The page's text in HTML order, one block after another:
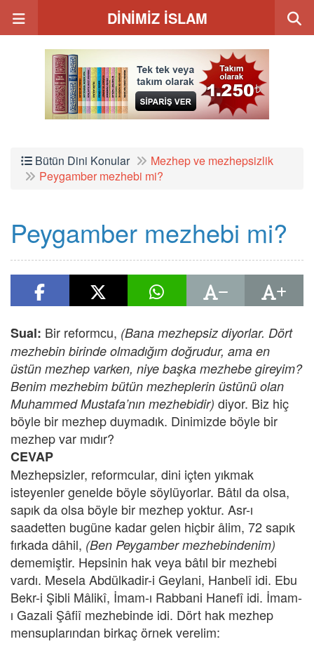
DİNİMİZ İSLAM
Bütün Dini Konular
Mezhep ve mezhepsizlik
Peygamber mezhebi mi?
Peygamber mezhebi mi?
Sual: Bir reformcu, (Bana mezhepsiz diyorlar. Dört
mezhebin birinde olmadığım doğrudur, ama en
üstün mezhep varken, niye başka mezhebe gireyim?
Benim mezhebim bütün mezheplerin üstünü olan
Muhammed Mustafa’nın mezhebidir) diyor. Biz hiç
böyle bir mezhep duymadık. Dinimizde böyle bir
mezhep var mıdır?
CEVAP
Mezhepsizler, reformcular, dini içten yıkmak
isteyenler genelde böyle söylüyorlar. Bâtıl da olsa,
sapık da olsa böyle bir mezhep yoktur. Asr-ı
saadetten bugüne kadar gelen hiçbir âlim, 72 sapık
fırkada dâhil, (Ben Peygamber mezhebindenim)
dememiştir. Hepsinin hak veya bâtıl bir mezhebi
vardı. Mesela Abdülkadir-i Geylani, Hanbelî idi. Ebu
Bekr-i Şibli Mâlikî, İmam-ı Rabbani Hanefî idi. İmam-
ı Gazali Şâfiî mezhebinde idi. Dört hak mezhep
mensuplarından birkaç örnek verelim: